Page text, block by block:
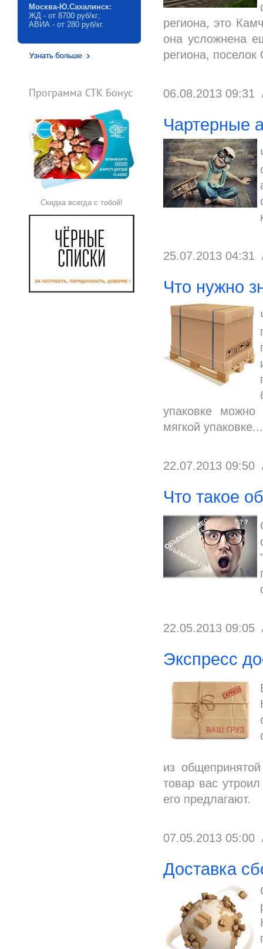
региона, это
она усложнена
региона, поселок
06.08.2013 09:31
Чартерные
25.07.2013 04:31
Что нужно
упаковке можно
мягкой упаковке...
22.07.2013 09:50
Что такое
22.05.2013 09:05
Экспресс
из
товар вас
его предлагают.
07.05.2013 05:00
Доставка
Москва-Ю.Сахалинск:
ЖД - от 8700 руб/кг;
АВИА - от 280 руб/кг.
Программа СТК Бонус
Скидка всегда с тобой!